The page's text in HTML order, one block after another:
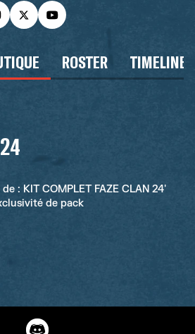
ROSTER TIMELINE
: KIT COMPLET FAZE CLAN 24'
de pack